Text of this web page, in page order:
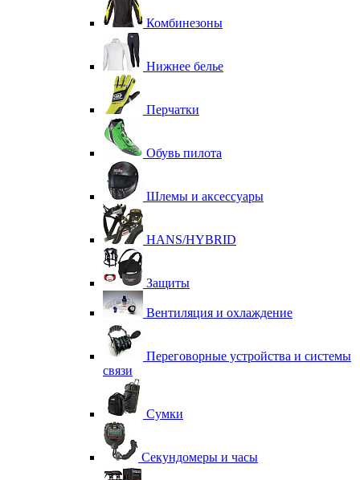
Комбинезоны
Нижнее белье
Перчатки
Обувь пилота
Шлемы и аксессуары
HANS/HYBRID
Защиты
Вентиляция и охлаждение
Переговорные устройства и системы
связи
Сумки
Секундомеры и часы